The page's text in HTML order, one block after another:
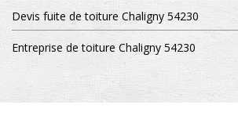
Devis fuite de toiture Chaligny 54230
Entreprise de toiture Chaligny 54230